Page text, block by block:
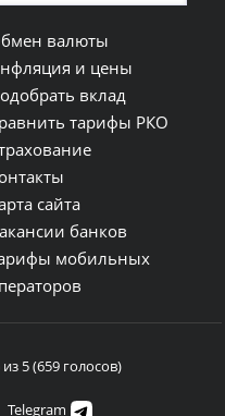
валюты
и цены
вклад
тарифы РКО
сайта
банков
мобильных
из 5 (659 голосов)
Telegram